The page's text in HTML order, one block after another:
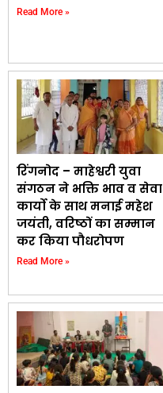
Read More »
रिंगनोद – माहेश्वरी युवा
संगठन ने भक्ति भाव व सेवा
कार्यो के साथ मनाई महेश
जयंती, वरिष्ठों का सम्मान
कर किया पौधरोपण
Read More »